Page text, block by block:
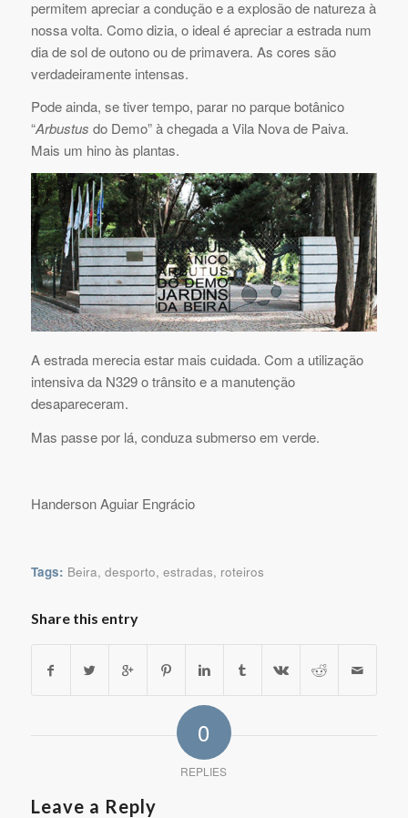
permitem apreciar a condução e a explosão de natureza à
nossa volta. Como dizia, o ideal é apreciar a estrada num
dia de sol de outono ou de primavera. As cores são
verdadeiramente intensas.
Pode ainda, se tiver tempo, parar no parque botânico
“Arbustus do Demo” à chegada a Vila Nova de Paiva.
Mais um hino às plantas.
A estrada merecia estar mais cuidada. Com a utilização
intensiva da N329 o trânsito e a manutenção
desapareceram.
Mas passe por lá, conduza submerso em verde.
Handerson Aguiar Engrácio
Tags: Beira, desporto, estradas, roteiros
Share this entry
0
REPLIES
Leave a Reply